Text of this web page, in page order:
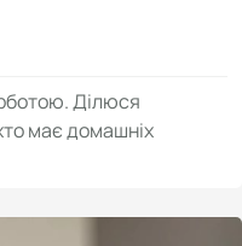
Ділюся
має домашніх